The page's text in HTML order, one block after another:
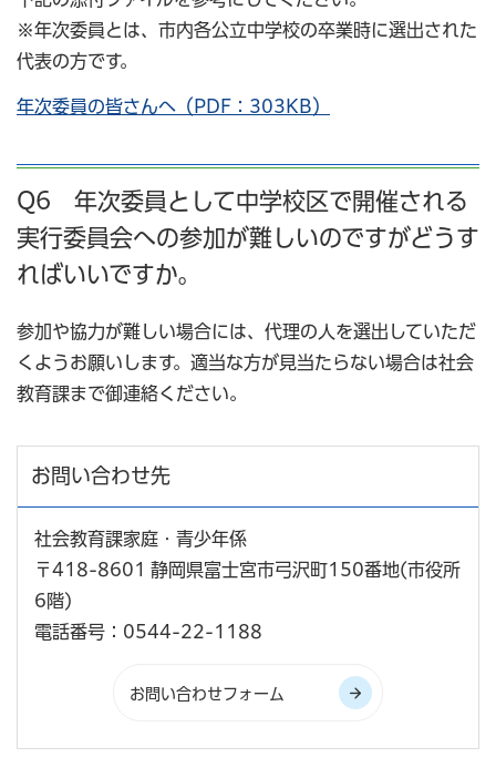
※年次委員とは、市内各公立中学校の卒業時に選出された
代表の方です。
年次委員の皆さんへ（PDF：303KB）
Q6 年次委員として中学校区で開催される
実行委員会への参加が難しいのですがどうす
ればいいですか。
参加や協力が難しい場合には、代理の人を選出していただ
くようお願いします。適当な方が見当たらない場合は社会
教育課まで御連絡ください。
お問い合わせ先
社会教育課家庭・青少年係
〒418-8601 静岡県富士宮市弓沢町150番地(市役所
6階)
電話番号：0544-22-1188